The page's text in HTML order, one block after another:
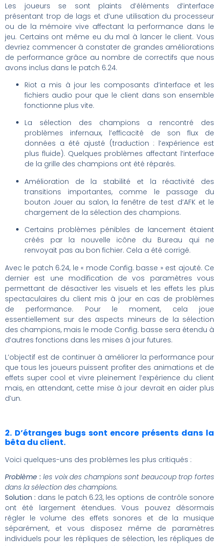
Les joueurs se sont plaints d’éléments d’interface
présentant trop de lags et d’une utilisation du processeur
ou de la mémoire vive affectant la performance dans le
jeu. Certains ont même eu du mal à lancer le client. Vous
devriez commencer à constater de grandes améliorations
de performance grâce au nombre de correctifs que nous
avons inclus dans le patch 6.24.
Riot a mis à jour les composants d’interface et les
fichiers audio pour que le client dans son ensemble
fonctionne plus vite.
La sélection des champions a rencontré des
problèmes infernaux, l’efficacité de son flux de
données a été ajusté (traduction : l’expérience est
plus fluide). Quelques problèmes affectant l’interface
de la grille des champions ont été réparés.
Amélioration de la stabilité et la réactivité des
transitions importantes, comme le passage du
bouton Jouer au salon, la fenêtre de test d’AFK et le
chargement de la sélection des champions.
Certains problèmes pénibles de lancement étaient
créés par la nouvelle icône du Bureau qui ne
renvoyait pas au bon fichier. Cela a été corrigé.
Avec le patch 6.24, le « mode Config. basse » est ajouté. Ce
dernier est une modification de vos paramètres vous
permettant de désactiver les visuels et les effets les plus
spectaculaires du client mis à jour en cas de problèmes
de performance. Pour le moment, cela joue
essentiellement sur des aspects mineurs de la sélection
des champions, mais le mode Config. basse sera étendu à
d’autres fonctions dans les mises à jour futures.
L’objectif est de continuer à améliorer la performance pour
que tous les joueurs puissent profiter des animations et de
effets super cool et vivre pleinement l’expérience du client
mais, en attendant, cette mise à jour devrait en aider plus
d’un.
2. D’étranges bugs sont encore présents dans la
bêta du client.
Voici quelques-uns des problèmes les plus critiqués :
Problème : les voix des champions sont beaucoup trop fortes
dans la sélection des champions.
Solution : dans le patch 6.23, les options de contrôle sonore
ont été largement étendues. Vous pouvez désormais
régler le volume des effets sonores et de la musique
séparément, et vous disposez même de paramètres
individuels pour les répliques de sélection, les répliques de